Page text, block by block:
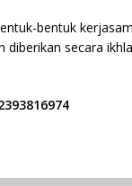
bentuk
secara